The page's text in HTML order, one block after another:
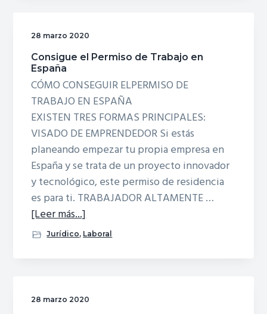
de
28 marzo 2020
Consigue el Permiso de Trabajo en
España
CÓMO CONSEGUIR ELPERMISO DE
TRABAJO EN ESPAÑA
EXISTEN TRES FORMAS PRINCIPALES:
VISADO DE EMPRENDEDOR Si estás
planeando empezar tu propia empresa en
España y se trata de un proyecto innovador
y tecnológico, este permiso de residencia
es para ti. TRABAJADOR ALTAMENTE …
[Leer más...]acerca
deConsigue
Trabajo
Jurídico, Laboral
28 marzo 2020